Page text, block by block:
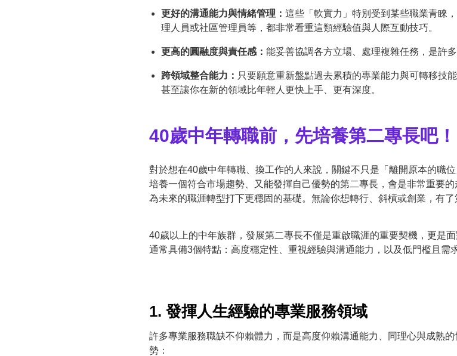
更好的溝通能力與情緒管理： 這些「軟實力」特別受到某些職業青睞
理人員或社區管理員等，都非常看重這類經驗值與人際互動技巧。
更高的圓融度與責任感： 能妥善協調各方立場、處理複雜任務，是許
跨領域整合能力： 只要願意重新盤點過去累積的專業能力與可轉移技
甚至讓你在新的領域比年輕人更快上手、更有深度。
40歲中年轉職前，先培養第二專長吧！
對於想在40歲中年轉職、換工作的人來說，關鍵不只是「離開原本的職
培養一個符合市場趨勢、又能發揮自己優勢的第二專長，會是非常重要
為未來的職涯轉型打下更穩固的基礎。無論你想轉行、斜槓或創業，有
40歲以上的中年族群，發展第二專長不僅是重啟職涯的重要契機，更是
通常具備3個特點：高度穩定性、重視經驗與溝通能力，以及低門檻且需
1. 發揮人生經驗的專業服務領域
許多專業服務職缺不仰賴體力，而是高度仰賴溝通能力、同理心與成熟
勢：